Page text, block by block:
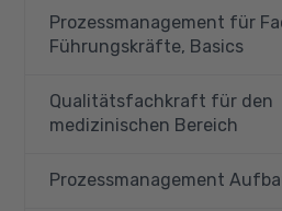
Prozessmanagement für
Führungskräfte, Basics
Qualitätsfachkraft für den
medizinischen Bereich
Prozessmanagement